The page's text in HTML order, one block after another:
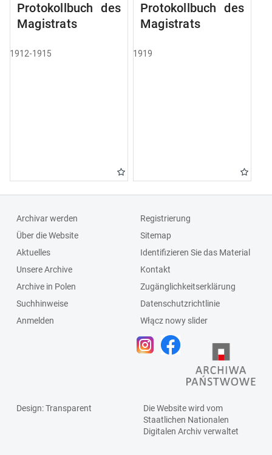
Protokollbuch des
Magistrats
1912-1915
Protokollbuch des
Magistrats
1919
Archivar werden
Über die Website
Aktuelles
Unsere Archive
Archive in Polen
Suchhinweise
Anmelden
Registrierung
Sitemap
Identifizieren Sie das Material
Kontakt
Zugänglichkeitserklärung
Datenschutzrichtlinie
Włącz nowy slider
Design: Transparent
Die Website wird vom
Staatlichen Nationalen
Digitalen Archivverwaltet